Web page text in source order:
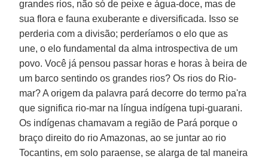
grandes rios, não só de peixe e água-doce, mas de
sua flora e fauna exuberante e diversificada. Isso se
perderia com a divisão; perderíamos o elo que as
une, o elo fundamental da alma introspectiva de um
povo. Você já pensou passar horas e horas à beira de
um barco sentindo os grandes rios? Os rios do Rio-
mar? A origem da palavra pará decorre do termo pa'ra
que significa rio-mar na língua indígena tupi-guarani.
Os indígenas chamavam a região de Pará porque o
braço direito do rio Amazonas, ao se juntar ao rio
Tocantins, em solo paraense, se alarga de tal maneira